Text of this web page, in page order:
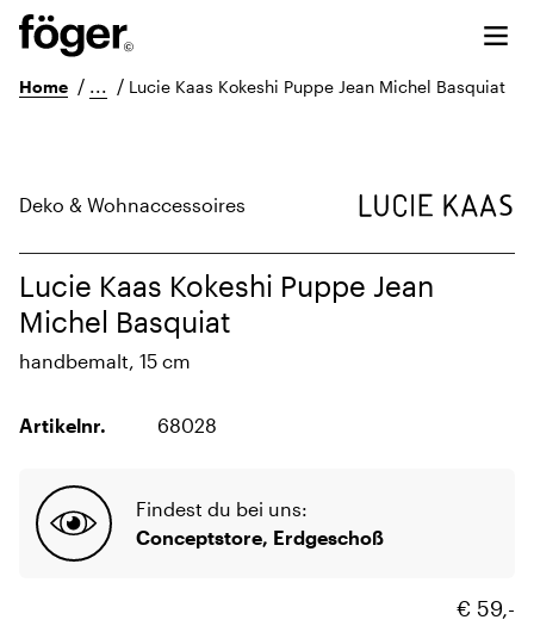
Home / ... / Lucie Kaas Kokeshi Puppe Jean Michel Basquiat
Deko & Wohnaccessoires
Lucie Kaas Kokeshi Puppe Jean
Michel Basquiat
handbemalt, 15 cm
Artikelnr. 68028
Findest du bei uns:
Conceptstore, Erdgeschoß
€ 59,-